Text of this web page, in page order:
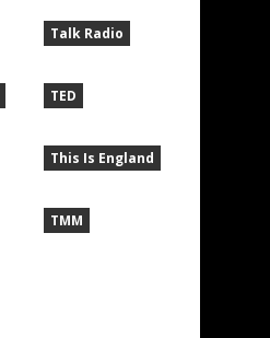
Talk Radio
TED
This Is England
TMM